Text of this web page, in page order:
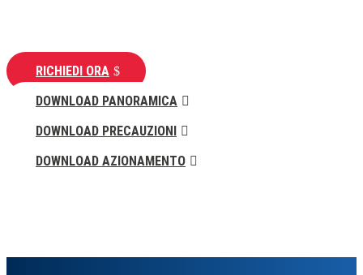
RICHIEDI ORA
DOWNLOAD PANORAMICA
DOWNLOAD PRECAUZIONI
DOWNLOAD AZIONAMENTO